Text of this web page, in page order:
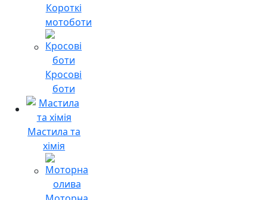
Короткі
мотоботи
Кросові
боти
Мастила та
хімія